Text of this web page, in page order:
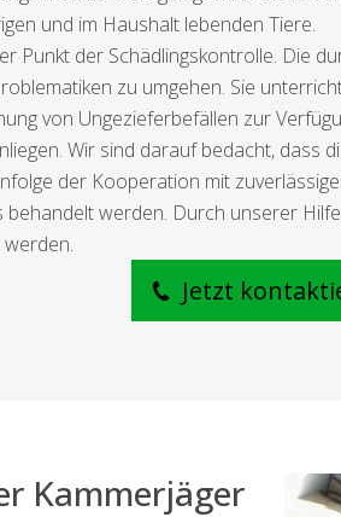
und im Haushalt lebenden Tiere.
Punkt der Schädlingskontrolle. Die
zu umgehen. Sie
von Ungezieferbefällen zur
Wir sind darauf bedacht, dass
der Kooperation mit
werden. Durch unserer
Jetzt
Kammerjäger